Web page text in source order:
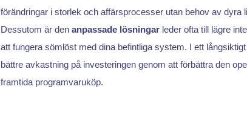
förändringar i storlek och affärsprocesser utan behov av dyra
Dessutom är den anpassade lösningarleder ofta till lägre
att fungera sömlöst med dina befintliga system. I ett
bättre avkastning på investeringen genom att förbättra den
framtida programvaruköp.